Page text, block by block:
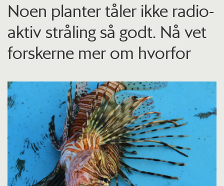
Noen planter tåler ikke radio­
aktiv stråling så godt. Nå vet
forskerne mer om hvorfor